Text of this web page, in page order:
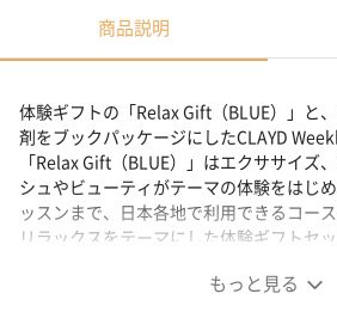
商品説明
もっと見る
体験ギフトの「Relax Gift（BLUE）」と
剤をブックパッケージにしたCLAYD
「Relax Gift（BLUE）」はエクササイズ
シュやビューティがテーマの体験をはじ
ッスンまで、日本各地で利用できるコー
リラックスをテーマにした体験ギフトセ